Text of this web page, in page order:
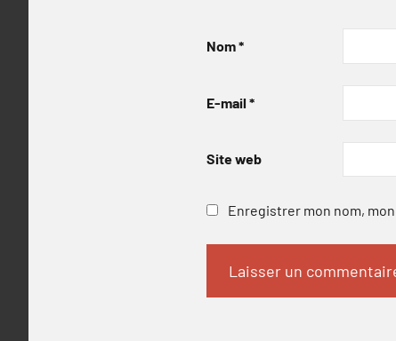
Nom*
E-mail *
Site web
Enregistrer mon nom,